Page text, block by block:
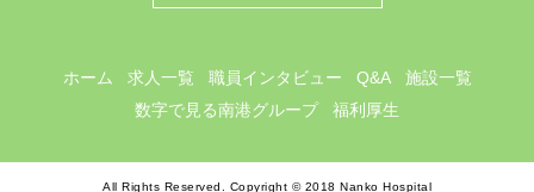
ホーム 求人一覧 職員インタビュー Q&A
施設一覧
数字で見る南港グループ
福利厚生
All Rights Reserved. Copyright © 2018 Nanko Hospital